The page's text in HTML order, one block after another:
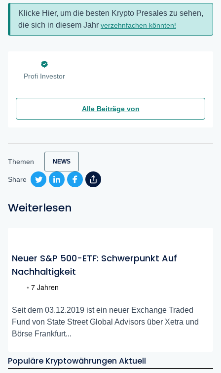
Klicke Hier, um die besten Krypto Presales zu sehen,
die sich in diesem Jahr verzehnfachen könnten!
Profi Investor
Alle Beiträge von
Themen NEWS
Share
Weiterlesen
Neuer S&P 500-ETF: Schwerpunkt Auf
Nachhaltigkeit
• 7 Jahren
Seit dem 03.12.2019 ist ein neuer Exchange Traded
Fund von State Street Global Advisors über Xetra und
Börse Frankfurt...
Populäre Kryptowährungen Aktuell